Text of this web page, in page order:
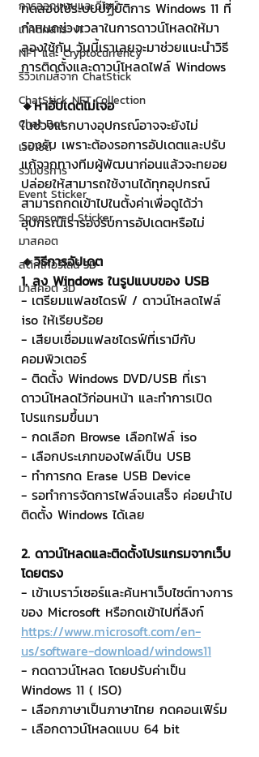
การออกแบบและดีไซน์
เทคนิคสาระ IT
NFT และ Cryptocurrency
รีวิวเกมส์จาก ChatStick
ChatStick NFT Collection
Chat Bot
เวบไซต์
รวมบริการ
Event Sticker
Sponsored Sticker
มาสคอต
สติกเกอร์ไลน์ 3D
มาสคอต 3D
ทดลองใช้ระบบปฏิบัติการ Windows 11 ที่
กำหนดช่วงเวลาในการดาวน์โหลดให้มา
ลองใช้กัน วันนี้เราเลยจะมาช่วยแนะนำวิธี
การติดตั้งและดาวน์โหลดไฟล์ Windows
🔸หาอัปเดตไม่เจอ
ในช่วงแรกบางอุปกรณ์อาจจะยังไม่
รองรับ เพราะต้องรอการอัปเดตและปรับ
แก้จากทางทีมผู้พัฒนาก่อนแล้วจะทยอย
ปล่อยให้สามารถใช้งานได้ทุกอุปกรณ์
สามารถกดเข้าไปในตั้งค่าเพื่อดูได้ว่า
อุปกรณ์เรารองรับการอัปเดตหรือไม่
🔸วิธีการอัปเดต
1. ลง Windows ในรูปแบบของ USB
- เตรียมแฟลชไดรฟ์ / ดาวน์โหลดไฟล์
iso ให้เรียบร้อย
- เสียบเชื่อมแฟลชไดรฟ์ที่เรามีกับ
คอมพิวเตอร์
- ติดตั้ง Windows DVD/USB ที่เรา
ดาวน์โหลดไว้ก่อนหน้า และทำการเปิด
โปรแกรมขึ้นมา
- กดเลือก Browse เลือกไฟล์ iso
- เลือกประเภทของไฟล์เป็น USB
- ทำการกด Erase USB Device
- รอทำการจัดการไฟล์จนเสร็จ ค่อยนำไป
ติดตั้ง Windows ได้เลย
2. ดาวน์โหลดและติดตั้งโปรแกรมจากเว็บ
โดยตรง
- เข้าเบราว์เซอร์และค้นหาเว็บไซต์ทางการ
ของ Microsoft หรือกดเข้าไปที่ลิงก์
https://www.microsoft.com/en-
us/software-download/windows11
- กดดาวน์โหลด โดยปรับค่าเป็น
Windows 11 ( ISO)
- เลือกภาษาเป็นภาษาไทย กดคอนเฟิร์ม
- เลือกดาวน์โหลดแบบ 64 bit